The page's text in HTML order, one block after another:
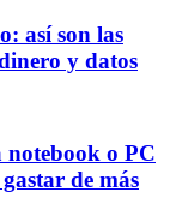
así son las
y datos
notebook o PC
de más